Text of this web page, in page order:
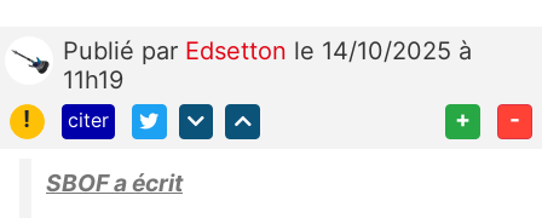
Publié par Edsetton le 14/10/2025 à
11h19
!
citer + -
SBOF a écrit